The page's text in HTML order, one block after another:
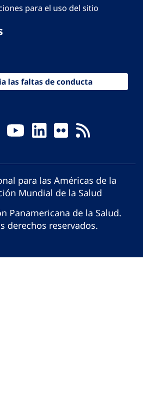
para el uso del sitio
las faltas de conducta
para las Américas de la
Mundial de la Salud
Panamericana de la Salud.
derechos reservados.